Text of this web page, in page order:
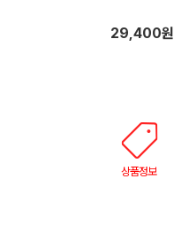
29,400원
상품정보